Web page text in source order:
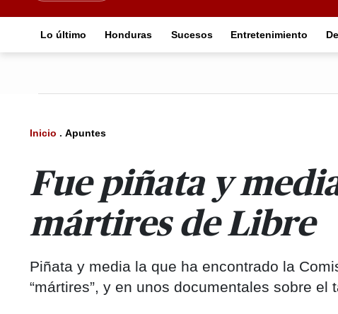
Lo último Honduras Sucesos Entretenimiento
Inicio . Apuntes
Fue piñata y
mártires de Libre
Piñata y media la que ha encontrado la
“mártires”, y en unos documentales sobre el